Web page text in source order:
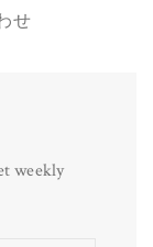
せ
weekly